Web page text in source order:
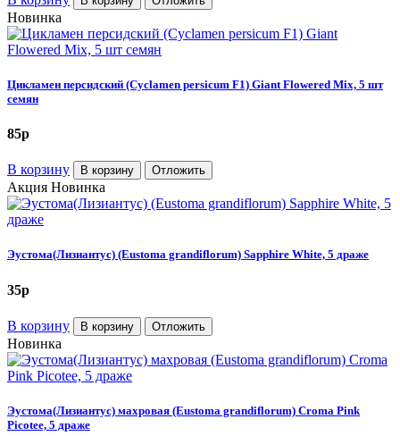
Новинка
Цикламен персидский (Cyclamen persicum F1) Giant Flowered Mix, 5 шт
семян
85p
В корзину В корзину Отложить
Акция Новинка
Эустома(Лизиантус) (Eustoma grandiflorum) Sapphire White, 5 драже
35p
В корзину В корзину Отложить
Новинка
Эустома(Лизиантус) махровая (Eustoma grandiflorum) Croma Pink
Picotee, 5 драже